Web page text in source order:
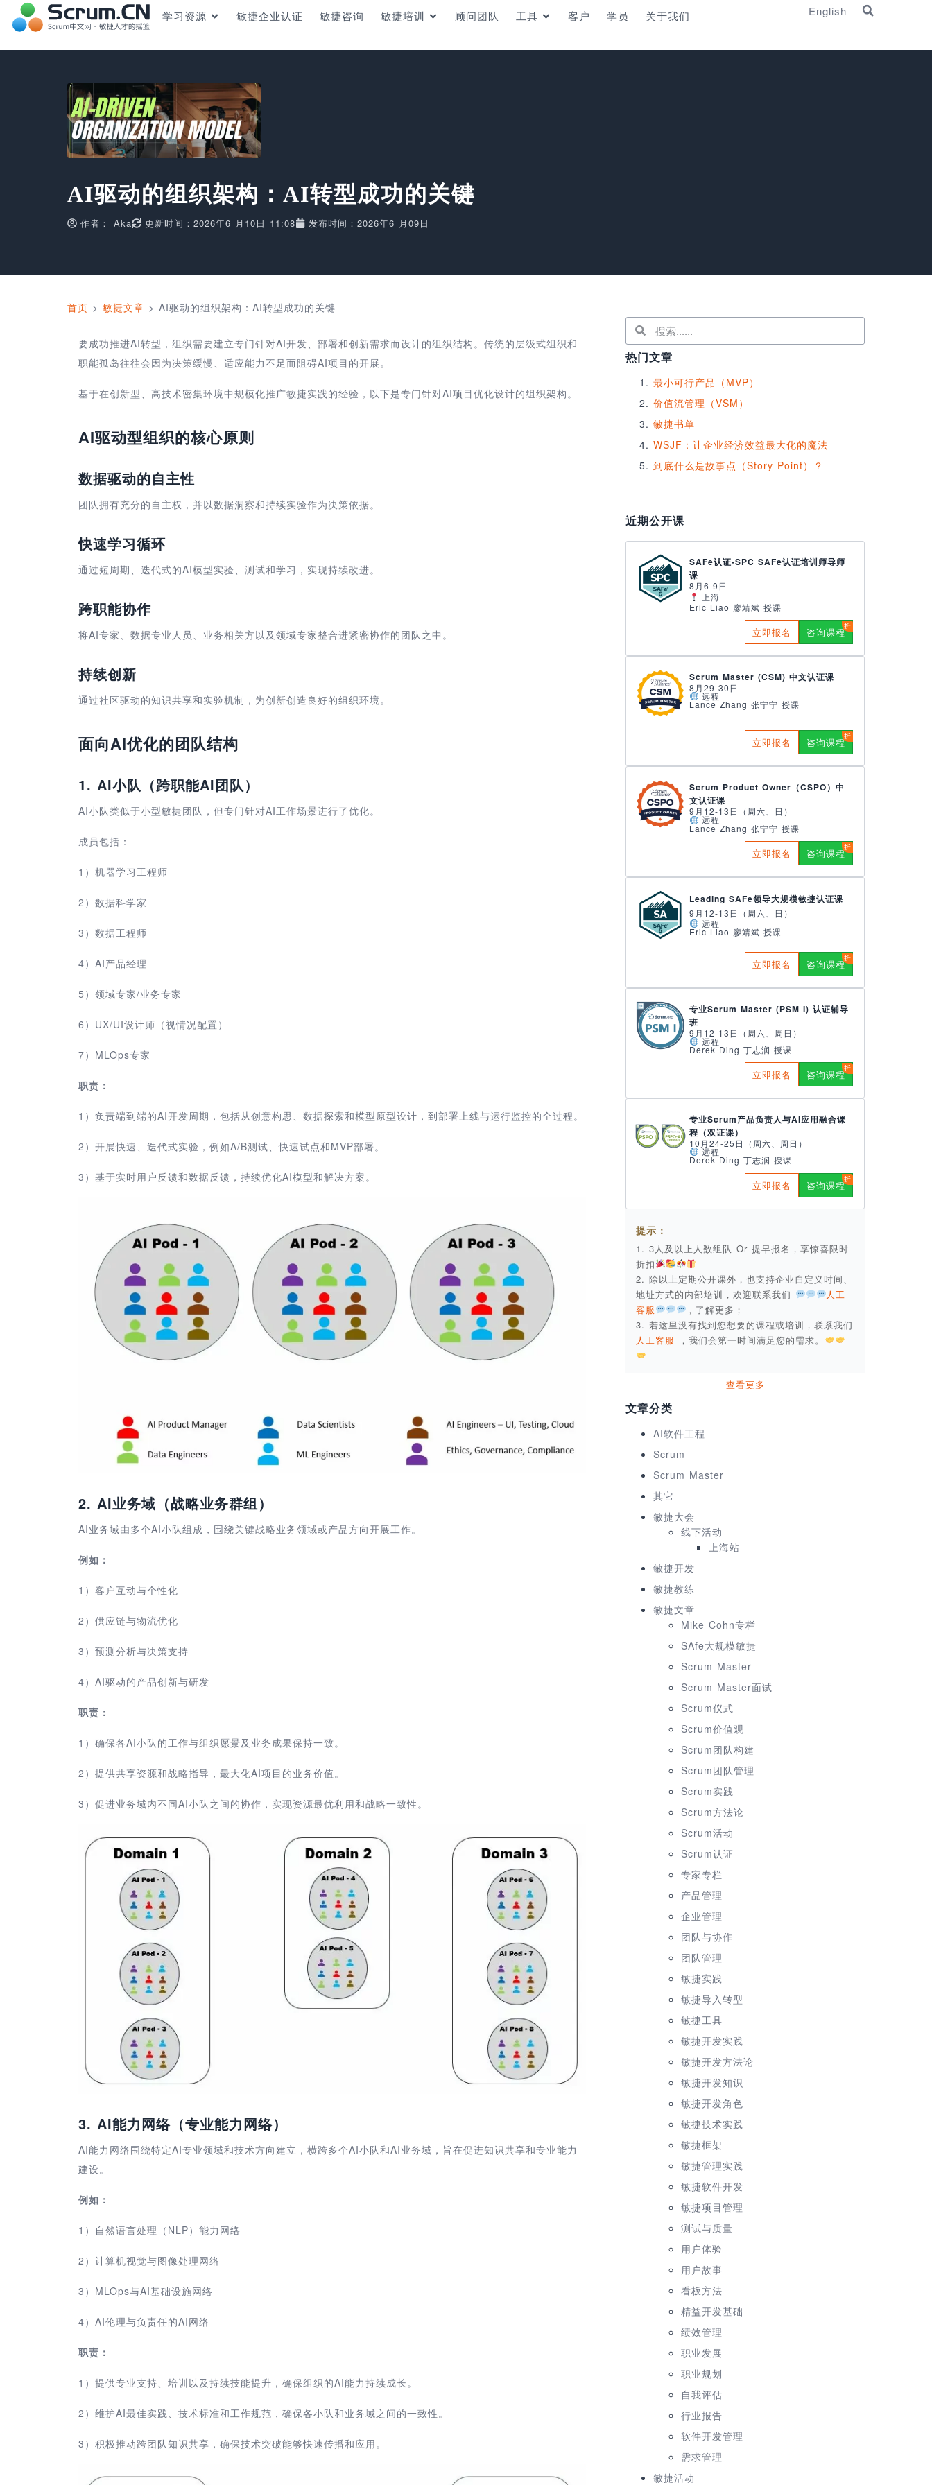
学习资源 敏捷企业认证 敏捷咨询 敏捷培训 顾问团队 工具 客户 学员 关于我们 English
AI驱动的组织架构：AI转型成功的关键
作者： Aka 更新时间：2026年6 月10日 11:08 发布时间：2026年6 月09日
首页 > 敏捷文章 > AI驱动的组织架构：AI转型成功的关键
要成功推进AI转型，组织需要建立专门针对AI开发、部署和创新需求而设计的组织结构。传统的层级式组织和
职能孤岛往往会因为决策缓慢、适应能力不足而阻碍AI项目的开展。
基于在创新型、高技术密集环境中规模化推广敏捷实践的经验， 以下是专门针对AI项目优化设计的组织架构。
AI驱动型组织的核心原则
数据驱动的自主性
团队拥有充分的自主权，并以数据洞察和持续实验作为决策依据。
快速学习循环
通过短周期、迭代式的AI模型实验、测试和学习，实现持续改进。
跨职能协作
将AI专家、数据专业人员、业务相关方以及领域专家整合进紧密协作的团队之中。
持续创新
通过社区驱动的知识共享和实验机制，为创新创造良好的组织环境。
面向AI优化的团队结构
1. AI小队（跨职能AI团队）
AI小队类似于小型敏捷团队，但专门针对AI工作场景进行了优化。
成员包括：
1 ） 机器学习工程师
2 ） 数据科学家
3 ） 数据工程师
4） AI产品经理
5 ） 领域专家/业务专家
6 ） UX/UI设计师（视情况配置）
7） MLOps专家
职责：
1 ） 负责端到端的AI开发周期，包括从创意构思、数据探索和模型原型设计，到部署上线与运行监控的全过程。
2 ） 开展快速、迭代式实验，例如A/B测试、快速试点和MVP部署。
3 ） 基于实时用户反馈和数据反馈，持续优化AI模型和解决方案。
2. AI业务域（战略业务群组）
AI业务域由多个AI小队组成，围绕关键战略业务领域或产品方向开展工作。
例如：
1） 客户互动与个性化
2） 供应链与物流优化
3） 预测分析与决策支持
4） AI驱动的产品创新与研发
职责：
1 ） 确保各AI小队的工作与组织愿景及业务成果保持一致。
2 ） 提供共享资源和战略指导，最大化AI项目的业务价值。
3 ） 促进业务域内不同AI小队之间的协作，实现资源最优利用和战略一致性。
3. AI能力网络（专业能力网络）
AI能力网络围绕特定AI专业领域和技术方向建立，横跨多个AI小队和AI业务域，旨在促进知识共享和专业能力
建设。
例如：
1）自然语言处理 （ NLP） 能力网络
2 ） 计算机视觉与图像处理网络
3 ） MLOps与AI基础设施网络
4） AI伦理与负责任的AI网络
职责：
1 ） 提供专业支持、培训以及持续技能提升，确保组织的AI能力持续成长。
2 ） 维护AI最佳实践、技术标准和工作规范，确保各小队和业务域之间的一致性。
3 ） 积极推动跨团队知识共享，确保技术突破能够快速传播和应用。
热门文章
最小可行产品（MVP）
价值流管理（VSM）
敏捷书单
WSJF：让企业经济效益最大化的魔法
到底什么是故事点（Story Point）？
近期公开课
SAFe认证-SPC SAFe认证培训师导师
课
8月6-9日
上海
Eric Liao 廖靖斌 授课
立即报名 咨询课程
Scrum Master (CSM) 中文认证课
8月29-30日
远程
Lance Zhang 张宁宁 授课
立即报名 咨询课程
Scrum Product Owner（CSPO）中
文认证课
9月12-13日（周六、日）
远程
Lance Zhang 张宁宁 授课
立即报名 咨询课程
Leading SAFe领导大规模敏捷认证课
9月12-13日（周六、日）
远程
Eric Liao 廖靖斌 授课
立即报名 咨询课程
专业Scrum Master (PSM I) 认证辅导
班
9月12-13日（周六、周日）
远程
Derek Ding 丁志润 授课
立即报名 咨询课程
专业Scrum产品负责人与AI应用融合课
程（双证课）
10月24-25日（周六、周日）
远程
Derek Ding 丁志润 授课
立即报名 咨询课程
提示：
1. 3人及以上人数组队 Or 提早报名，享惊喜限时
折扣
2. 除以上定期公开课外，也支持企业自定义时间、
地址方式的内部培训，欢迎联系我们
人工
客服
，了解更多；
3. 若这里没有找到您想要的课程或培训，联系我们
人工客服
，我们会第一时间满足您的需求。
查看更多
文章分类
AI软件工程
Scrum
Scrum Master
其它
敏捷大会
线下活动
上海站
敏捷开发
敏捷教练
敏捷文章
Mike Cohn专栏
SAfe大规模敏捷
Scrum Master
Scrum Master面试
Scrum仪式
Scrum价值观
Scrum团队构建
Scrum团队管理
Scrum实践
Scrum方法论
Scrum活动
Scrum认证
专家专栏
产品管理
企业管理
团队与协作
团队管理
敏捷实践
敏捷导入转型
敏捷工具
敏捷开发实践
敏捷开发方法论
敏捷开发知识
敏捷开发角色
敏捷技术实践
敏捷框架
敏捷管理实践
敏捷软件开发
敏捷项目管理
测试与质量
用户体验
用户故事
看板方法
精益开发基础
绩效管理
职业发展
职业规划
自我评估
行业报告
软件开发管理
需求管理
敏捷活动